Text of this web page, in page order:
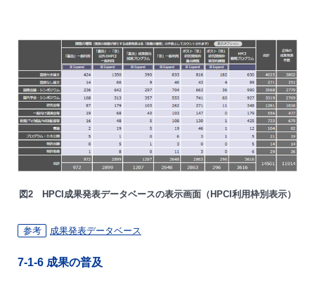
図2 HPCI成果発表データベースの表示画面（HPCI利用枠別表示）
参考 成果発表データベース
7-1-6 成果の普及